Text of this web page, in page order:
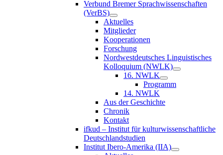
Verbund Bremer Sprachwissenschaften
(VerBS)
Aktuelles
Mitglieder
Kooperationen
Forschung
Nordwestdeutsches Linguistisches
Kolloquium (NWLK)
16. NWLK
Programm
14. NWLK
Aus der Geschichte
Chronik
Kontakt
ifkud – Institut für kulturwissenschaftliche
Deutschlandstudien
Institut Ibero-Amerika (IIA)